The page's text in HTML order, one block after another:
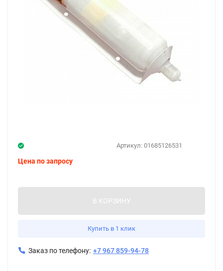
Артикул: 01685126531
Цена по запросу
В КОРЗИНУ
Купить в 1 клик
Заказ по телефону: +7 967 859-94-78